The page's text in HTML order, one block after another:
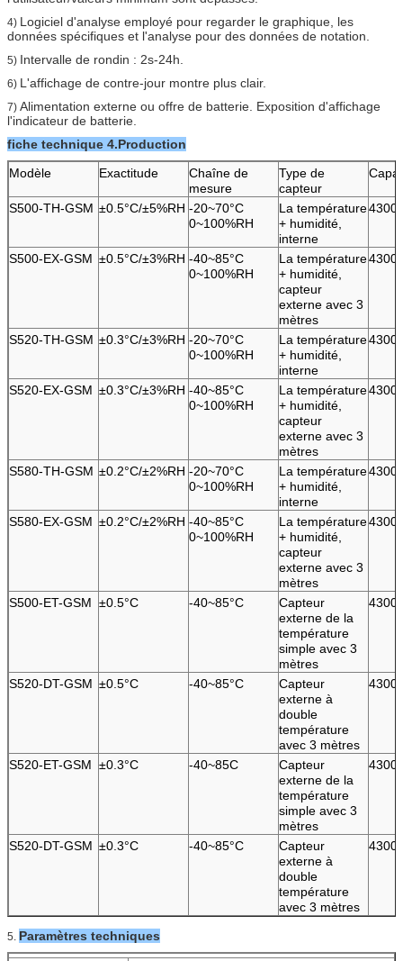
4) Logiciel d'analyse employé pour regarder le graphique, les
données spécifiques et l'analyse pour des données de notation.
5) Intervalle de rondin : 2s-24h.
6) L'affichage de contre-jour montre plus clair.
7) Alimentation externe ou offre de batterie. Exposition d'affichage
l'indicateur de batterie.
fiche technique 4.Production
Modèle
Exactitude
Chaîne de
mesure
Type de
capteur
S500-TH-GSM ±0.5°C/±5%RH -20~70°C
0~100%RH
La température
+ humidité,
interne
S500-EX-GSM ±0.5°C/±3%RH -40~85°C
0~100%RH
La température
+ humidité,
capteur
externe avec 3
mètres
S520-TH-GSM ±0.3°C/±3%RH -20~70°C
0~100%RH
La température
+ humidité,
interne
S520-EX-GSM ±0.3°C/±3%RH -40~85°C
0~100%RH
La température
+ humidité,
capteur
externe avec 3
mètres
S580-TH-GSM ±0.2°C/±2%RH -20~70°C
0~100%RH
La température
+ humidité,
interne
S580-EX-GSM ±0.2°C/±2%RH -40~85°C
0~100%RH
La température
+ humidité,
capteur
externe avec 3
mètres
S500-ET-GSM ±0.5°C -40~85°C
Capteur
externe de la
température
simple avec 3
mètres
S520-DT-GSM ±0.5°C -40~85°C
Capteur
externe à
double
température
avec 3 mètres
S520-ET-GSM ±0.3°C -40~85C
Capteur
externe de la
température
simple avec 3
mètres
S520-DT-GSM ±0.3°C -40~85°C
Capteur
externe à
double
température
avec 3 mètres
5. Paramètres techniques